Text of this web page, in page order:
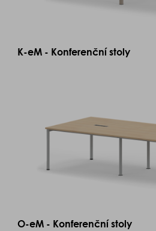
K-eM - Konferenční stoly
O-eM - Konferenční stoly